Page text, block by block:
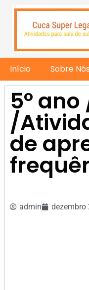
Início Sobre Nós
5º ano
/
de
admin dezembro